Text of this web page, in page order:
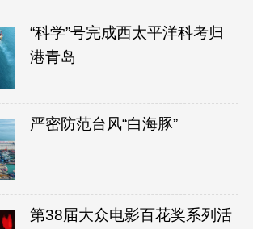
“科学”号完成西太平洋科考归
港青岛
严密防范台风“白海豚”
第38届大众电影百花奖系列活